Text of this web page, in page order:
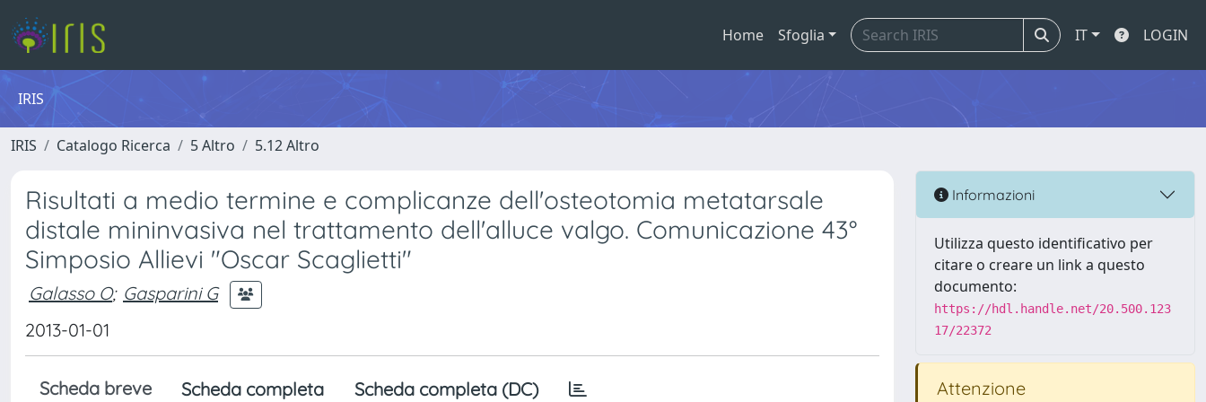
Home Sfoglia IT LOGIN
IRIS
IRIS Catalogo Ricerca 5 Altro 5.12 Altro
Risultati a medio termine e complicanze dell'osteotomia metatarsale
distale mininvasiva nel trattamento dell'alluce valgo. Comunicazione 43°
Simposio Allievi "Oscar Scaglietti"
Galasso O; Gasparini G
2013-01-01
Scheda breve Scheda completa Scheda completa (DC)
Informazioni
Utilizza questo identificativo per
citare o creare un link a questo
documento:
https://hdl.handle.net/20.500.123
17/22372
Attenzione